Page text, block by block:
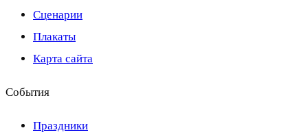
Сценарии
Плакаты
Карта сайта
События
Праздники